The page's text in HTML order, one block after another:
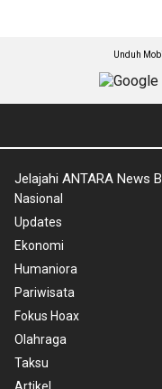
Unduh
Jelajahi ANTARA News
Nasional
Updates
Ekonomi
Humaniora
Pariwisata
Fokus Hoax
Olahraga
Taksu